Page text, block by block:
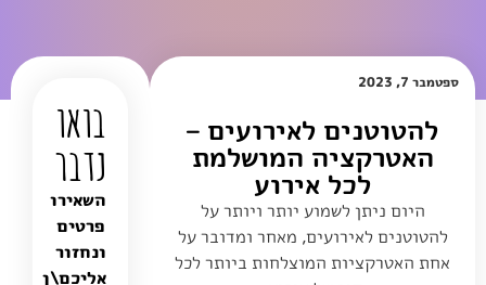
ספטמבר 7, 2023
להטוטנים לאירועים –
האטרקציה המושלמת
לכל אירוע
היום ניתן לשמוע יותר ויותר על
להטוטנים לאירועים, מאחר ומדובר על
אחת האטרקציות המוצלחות ביותר לכל
בואו
נדבר
השאירו
פרטים
ונחזור
אליכם\ן